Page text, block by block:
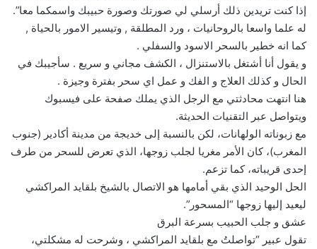
إذا كنت تريدين ذلك أرسلي لي صورتك وصورة حبيبك واسمكما معا”.
له علما واسعا بالروحانيات ، ورد المطلقة , وتيسير الامور بالحياة ,
كما انه خطير بالسحر الاسود والسفلي .
و يقول أنا أشتغل بالاستنزال ، الكشف مجاني و سريع . سأجيبك في
الحال و كذلك العلاج و الفك و عمل اي سحر بفترة وجيزة .
هنا انتهت محادثتي مع الرجل الذي يملك صفحة على فيسبوك
ويتواصل عبر التقنيات الحديثة.
مع زبوناته الولهانات، لكن بالنسبة إلى خديجة من مدينة أكادير (جنوب
المغرب)، كان الأمر مغريا لجلب زوجها، الذي تعرض للسحر من طرف
إحدى قريباته، كما تزعم.
الحل الوحيد الذي بقي أمامها هو الاتصال بالشيخ بلقايد المراكشي
ليعيد إليها زوجها “المسحور”.
عشق و جلب الحبيب بسرعة البرق
تقول عبير “تواصلتُ مع بلقايد المراكشي ، وشرحت له مشكلتي،